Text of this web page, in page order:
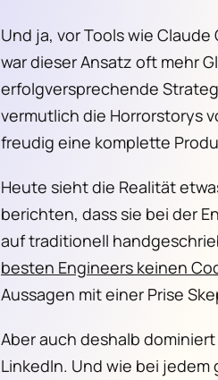
Und ja, vor Tools wie
war dieser Ansatz oft mehr
erfolgversprechende
vermutlich die Horrorstorys
freudig eine komplette
Heute sieht die Realität
berichten, dass sie bei der
auf traditionell
besten Engineers keinen
Aussagen mit einer Prise
Aber auch deshalb
LinkedIn. Und wie bei